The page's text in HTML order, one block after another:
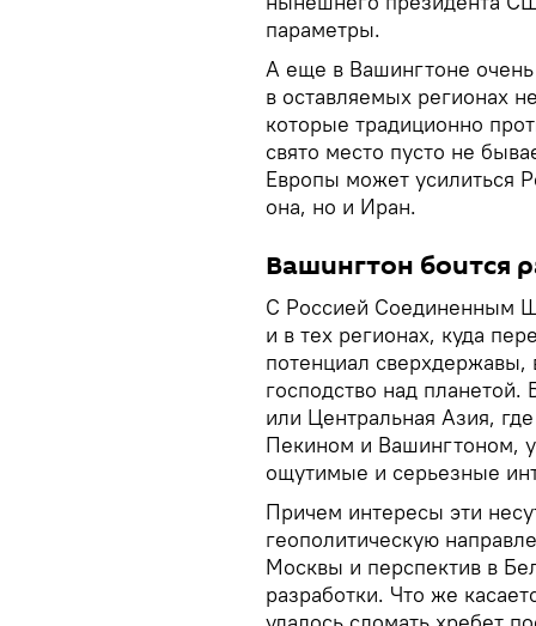
параметры.
А еще в Вашингтоне
в оставляемых регионах
которые традиционно
свято место пусто не
Европы может усилиться
она, но и Иран.
Вашингтон боится
С Россией Соединенным
и в тех регионах, куда
потенциал
господство над
или Центральная Азия,
Пекином и Вашингтоном,
ощутимые и серьезные
Причем интересы эти
геополитическую
Москвы и перспектив в
разработки. Что же